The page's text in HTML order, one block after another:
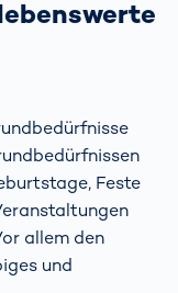
Feste
allem den
und